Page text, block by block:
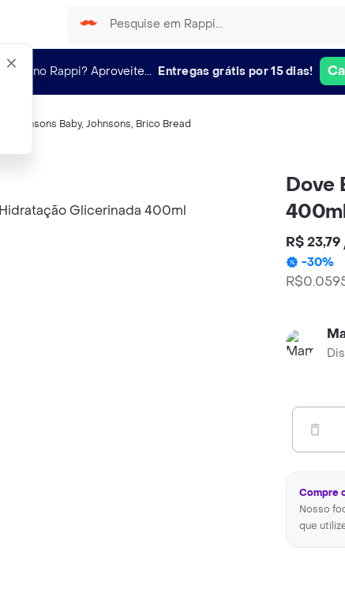
Novo no Rappi? Aproveite... Entregas grátis por 15 dias!
Johnsons Baby, Johnsons, Brico Bread
Dove
R$ 23,79
-30%
Compre
Nosso
que